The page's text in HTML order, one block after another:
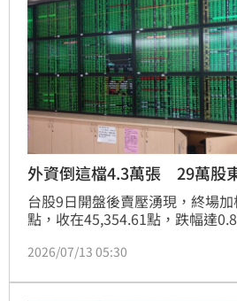
外資倒這檔4.3萬張 29萬股
台股9日開盤後賣壓湧現，終場
點，收在45,354.61點，跌幅達
定為頭號箭靶，單日狂砍4萬3162
跌幅8.25%，收在8.90元，成交
2026/07/13 05:30